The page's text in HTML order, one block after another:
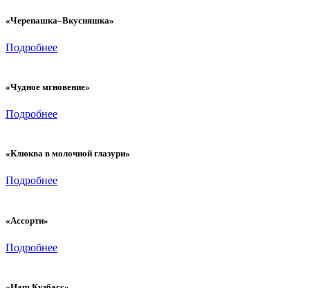
«Черепашка–Вкусняшка»
Подробнее
«Чудное мгновение»
Подробнее
«Клюква в молочной глазури»
Подробнее
«Ассорти»
Подробнее